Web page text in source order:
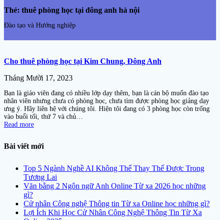
Thẻ: thuê phòng học tại đông anh hà nội
Đào tạo và Hướng nghiệp
Cho thuê phòng học tại Kim Chung, Đông Anh
Tháng Mười 17, 2023
Bạn là giáo viên đang có nhiều lớp dạy thêm, bạn là cán bộ muốn đào tạo
nhân viên nhưng chưa có phòng học, chưa tìm được phòng học giảng dạy
ưng ý. Hãy liên hệ với chúng tôi. Hiện tôi đang có 3 phòng học còn trống
vào buổi tối, thứ 7 và chủ…
Read more
Bài viết mới
Top 5 Ngành Nghề AI Không Thể Thay Thế Được Trong
Tương Lai
Văn bằng 2 Ngôn ngữ Anh Online Từ xa 2026 học những
gì?
Cử nhân Công nghệ Thông tin Từ xa Online học những gì?
Lợi Ích Khi Học Cử Nhân Công Nghệ Thông Tin Từ Xa